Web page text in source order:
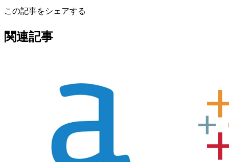
この記事をシェアする
関連記事